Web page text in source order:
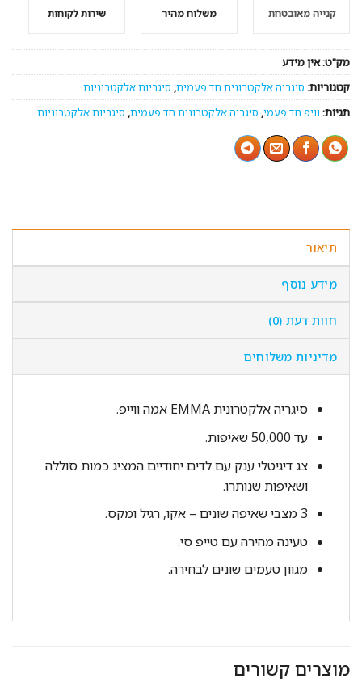
קנייה מאובטחת משלוח מהיר שירות לקוחות
מק"ט:אין מידע
קטגוריות: סיגריה אלקטרונית חד פעמית, סיגריות אלקטרוניות
תגיות: וויפ חד פעמי, סיגריה אלקטרונית חד פעמית, סיגריות אלקטרוניות
תיאור
מידע נוסף
חוות דעת (0)
מדיניות משלוחים
סיגריה אלקטרונית EMMA אמה ווייפ.
עד 50,000 שאיפות.
צג דיגיטלי ענק עם לדים יחודיים המציג כמות סוללה
ושאיפות שנותרו.
3 מצבי שאיפה שונים – אקו, רגיל ומקס.
טעינה מהירה עם טייפ סי.
מגוון טעמים שונים לבחירה.
מוצרים קשורים